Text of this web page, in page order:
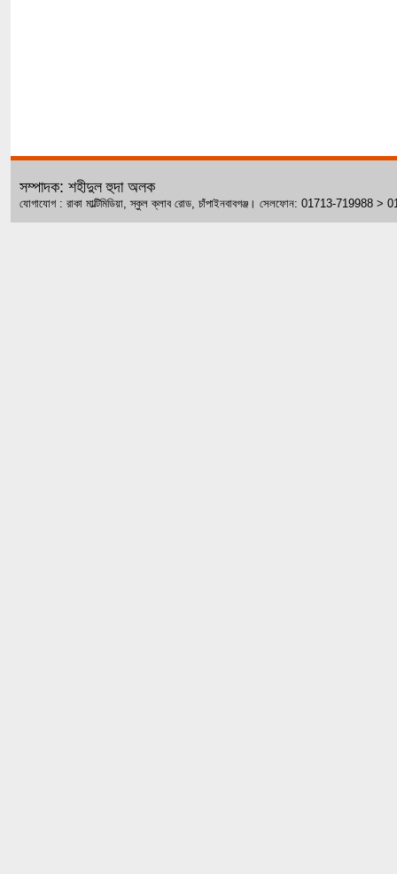
সম্পাদক: শহীদুল হুদা অলক
যোগাযোগ : রাকা মাল্টিমিডিয়া, স্কুল ক্লাব রোড, চাঁপাইনবাবগঞ্জ। সেলফোন: 01713-